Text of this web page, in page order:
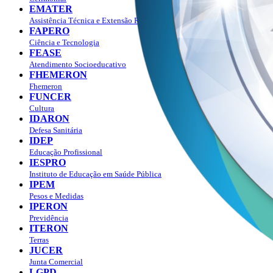
EMATER
Assistência Técnica e Extensão Rural
FAPERO
Ciência e Tecnologia
FEASE
Atendimento Socioeducativo
FHEMERON
Fhemeron
FUNCER
Cultura
IDARON
Defesa Sanitária
IDEP
Educação Profissional
IESPRO
Instituto de Educação em Saúde Pública
IPEM
Pesos e Medidas
IPERON
Previdência
ITERON
Terras
JUCER
Junta Comercial